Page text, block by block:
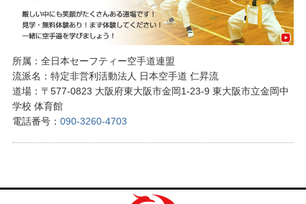
所属：全日本セーフティー空手道連盟
流派名：特定非営利活動法人 日本空手道 仁昇流
道場：〒577-0823 大阪府東大阪市金岡1-23-9 東大阪市立金岡中
学校 体育館
電話番号： 090-3260-4703